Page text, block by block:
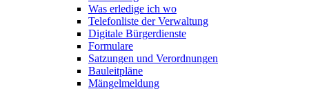
Was erledige ich wo
Telefonliste der Verwaltung
Digitale Bürgerdienste
Formulare
Satzungen und Verordnungen
Bauleitpläne
Mängelmeldung